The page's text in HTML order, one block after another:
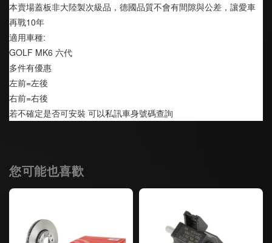
本賣場蓋板非大陸製次級品，德國品質不會有間隙與公差，讓愛車
再戰10年
適用車種:
GOLF MK6 六代
多件有優惠
左前=左後
右前=右後
若不確定是否可安裝 可以私訊車身號碼查詢
您可能也喜歡